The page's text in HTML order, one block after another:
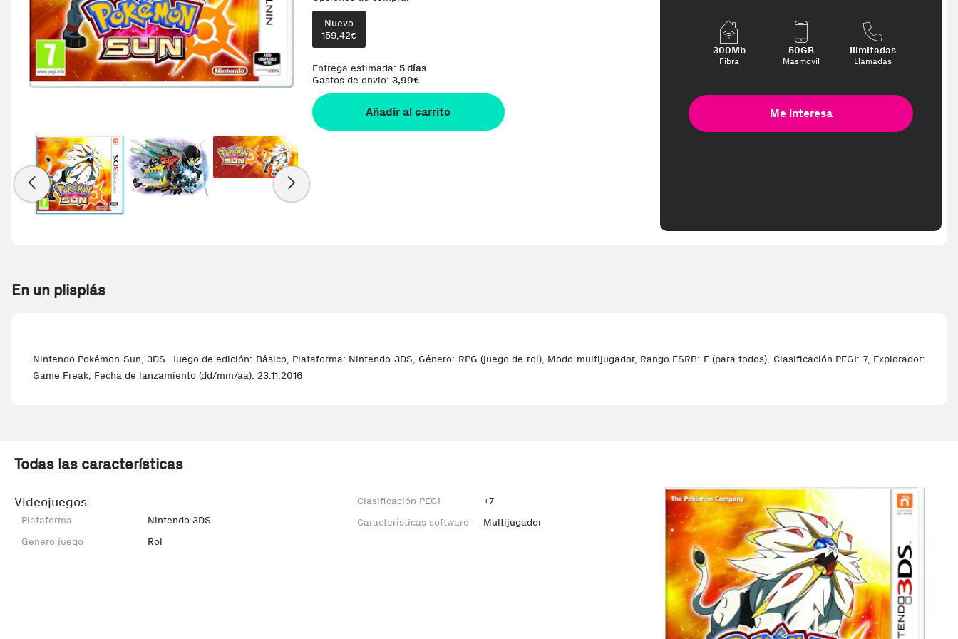
Orders are shipped in 2-3 working days. Delivery times (3-10 days) might be
Nuevo
159,42€
Entrega estimada: 5 días
Gastos de envio: 3,99€
Añadir al carrito
300Mb
Fibra
50GB
Masmovil
Ilimitadas
Llamadas
Me interesa
En un plisplás
Nintendo Pokémon Sun, 3DS. Juego de edición: Básico, Plataforma: Nintendo 3DS, Género: RPG (juego de rol), Modo multijugador, Rango ESRB: E (para todos), Clasificación PEGI: 7, Explorador:
Game Freak, Fecha de lanzamiento (dd/mm/aa): 23.11.2016
Todas las características
Videojuegos
Plataforma
Nintendo 3DS
Genero juego
Rol
Clasificación PEGI
+7
Características software
Multijugador